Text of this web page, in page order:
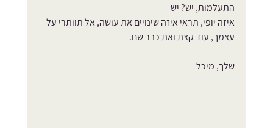
התעלמות, יש? יש
איזה יופי, תראי איזה שינויים את עושה, אל תוותרי על
עצמך, עוד קצת ואת כבר שם.
שלך, מיכל